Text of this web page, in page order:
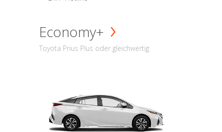
Economy+
Toyota Prius Plus oder gleichwertig